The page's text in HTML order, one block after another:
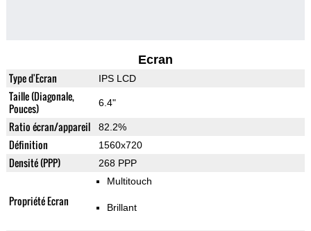
Ecran
Type d'Ecran IPS LCD
Taille (Diagonale,
Pouces)
6.4"
Ratio écran/appareil 82.2%
Définition 1560x720
Densité (PPP) 268 PPP
Propriété Ecran
Multitouch
Brillant